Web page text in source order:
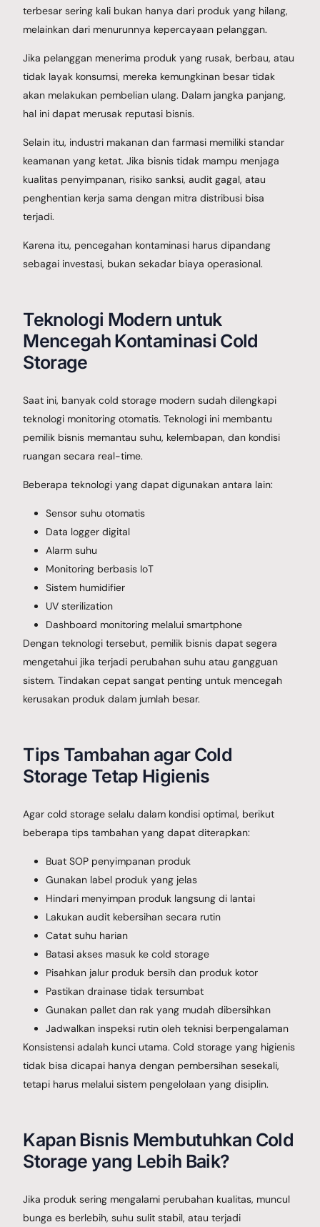
terbesar sering kali bukan hanya dari produk yang hilang,
melainkan dari menurunnya kepercayaan pelanggan.
Jika pelanggan menerima produk yang rusak, berbau, atau
tidak layak konsumsi, mereka kemungkinan besar tidak
akan melakukan pembelian ulang. Dalam jangka panjang,
hal ini dapat merusak reputasi bisnis.
Selain itu, industri makanan dan farmasi memiliki standar
keamanan yang ketat. Jika bisnis tidak mampu menjaga
kualitas penyimpanan, risiko sanksi, audit gagal, atau
penghentian kerja sama dengan mitra distribusi bisa
terjadi.
Karena itu, pencegahan kontaminasi harus dipandang
sebagai investasi, bukan sekadar biaya operasional.
Teknologi Modern untuk
Mencegah Kontaminasi Cold
Storage
Saat ini, banyak cold storage modern sudah dilengkapi
teknologi monitoring otomatis. Teknologi ini membantu
pemilik bisnis memantau suhu, kelembapan, dan kondisi
ruangan secara real-time.
Beberapa teknologi yang dapat digunakan antara lain:
Sensor suhu otomatis
Data logger digital
Alarm suhu
Monitoring berbasis IoT
Sistem humidifier
UV sterilization
Dashboard monitoring melalui smartphone
Dengan teknologi tersebut, pemilik bisnis dapat segera
mengetahui jika terjadi perubahan suhu atau gangguan
sistem. Tindakan cepat sangat penting untuk mencegah
kerusakan produk dalam jumlah besar.
Tips Tambahan agar Cold
Storage Tetap Higienis
Agar cold storage selalu dalam kondisi optimal, berikut
beberapa tips tambahan yang dapat diterapkan:
Buat SOP penyimpanan produk
Gunakan label produk yang jelas
Hindari menyimpan produk langsung di lantai
Lakukan audit kebersihan secara rutin
Catat suhu harian
Batasi akses masuk ke cold storage
Pisahkan jalur produk bersih dan produk kotor
Pastikan drainase tidak tersumbat
Gunakan pallet dan rak yang mudah dibersihkan
Jadwalkan inspeksi rutin oleh teknisi berpengalaman
Konsistensi adalah kunci utama. Cold storage yang higienis
tidak bisa dicapai hanya dengan pembersihan sesekali,
tetapi harus melalui sistem pengelolaan yang disiplin.
Kapan Bisnis Membutuhkan Cold
Storage yang Lebih Baik?
Jika produk sering mengalami perubahan kualitas, muncul
bunga es berlebih, suhu sulit stabil, atau terjadi